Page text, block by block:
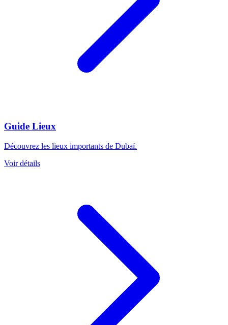
Guide Lieux
Découvrez les lieux importants de Dubaï.
Voir détails